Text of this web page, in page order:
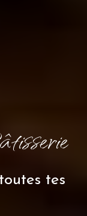
tes